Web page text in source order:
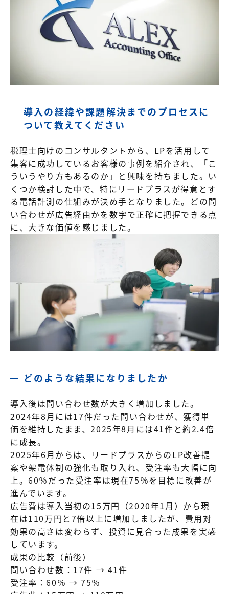
導入の経緯や課題解決までのプロセスに
ついて教えてください
税理士向けのコンサルタントから、LPを活用して
集客に成功しているお客様の事例を紹介され、「こ
ういうやり方もあるのか」と興味を持ちました。い
くつか検討した中で、特にリードプラスが得意とす
る電話計測の仕組みが決め手となりました。どの問
い合わせが広告経由かを数字で正確に把握できる点
に、大きな価値を感じました。
どのような結果になりましたか
導入後は問い合わせ数が大きく増加しました。
2024年8月には17件だった問い合わせが、獲得単
価を維持したまま、2025年8月には41件と約2.4倍
に成長。
2025年6月からは、リードプラスからのLP改善提
案や架電体制の強化も取り入れ、受注率も大幅に向
上。60％だった受注率は現在75％を目標に改善が
進んでいます。
広告費は導入当初の15万円（2020年1月）から現
在は110万円と7倍以上に増加しましたが、費用対
効果の高さは変わらず、投資に見合った成果を実感
しています。
成果の比較（前後）
問い合わせ数：17件 → 41件
受注率：60％ → 75％